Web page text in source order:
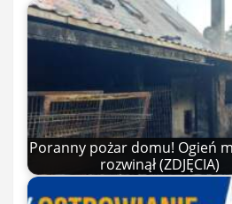
Poranny pożar domu! Ogień
rozwinął (ZDJĘCIA)